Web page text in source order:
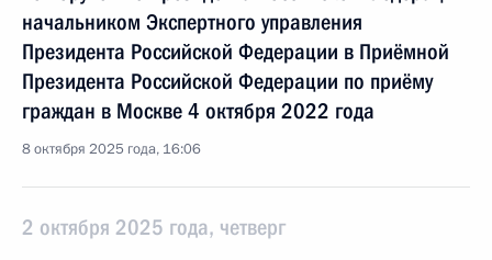
начальником Экспертного управления
Президента Российской Федерации в Приёмной
Президента Российской Федерации по приёму
граждан в Москве 4 октября 2022 года
8 октября 2025 года, 16:06
2 октября 2025 года, четверг